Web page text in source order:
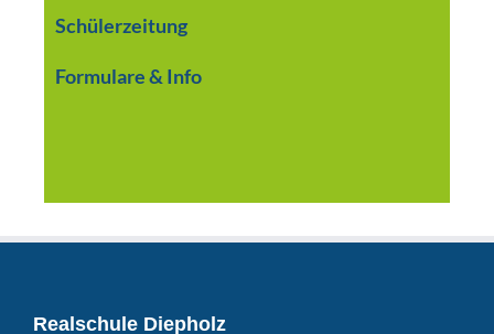
Schülerzeitung
Formulare & Info
Realschule Diepholz